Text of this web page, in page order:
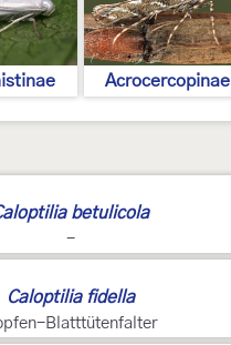
Acrocercopinae
betulicola
-
Caloptilia fidella
Blatttütenfalter